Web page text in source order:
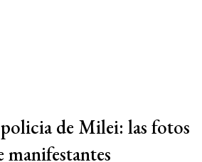
de Milei: las fotos
manifestantes